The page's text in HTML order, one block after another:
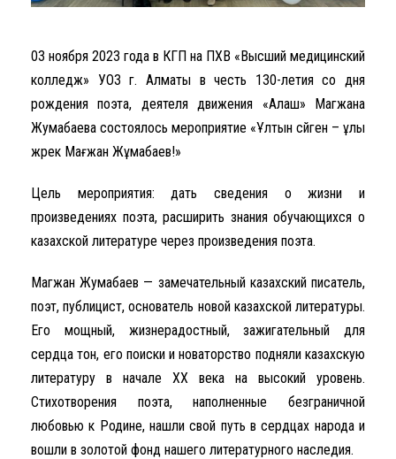
03 ноября 2023 года в КГП на ПХВ «Высший медицинский
колледж» УОЗ г. Алматы в честь 130-летия со дня
рождения поэта, деятеля движения «Алаш» Магжана
Жумабаева состоялось мероприятие «Ұлтын сүйген – ұлы
жүрек Мағжан Жұмабаев!»
Цель мероприятия: дать сведения о жизни и
произведениях поэта, расширить знания обучающихся о
казахской литературе через произведения поэта.
Магжан Жумабаев — замечательный казахский писатель,
поэт, публицист, основатель новой казахской литературы.
Его мощный, жизнерадостный, зажигательный для
сердца тон, его поиски и новаторство подняли казахскую
литературу в начале ХХ века на высокий уровень.
Стихотворения поэта, наполненные безграничной
любовью к Родине, нашли свой путь в сердцах народа и
вошли в золотой фонд нашего литературного наследия.